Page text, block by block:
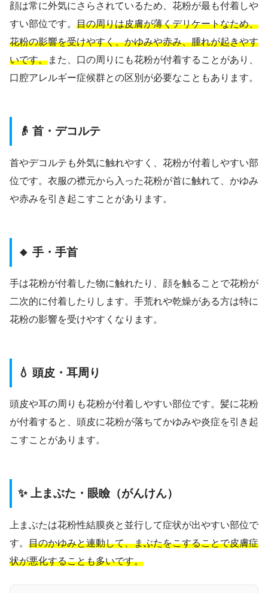
顔は常に外気にさらされているため、花粉が最も付着しや
すい部位です。 目の周りは皮膚が薄くデリケートなため、
花粉の影響を受けやすく、かゆみや赤み、腫れが起きやす
いです。また、口の周りにも花粉が付着することがあり、
口腔アレルギー症候群との区別が必要なこともあります。
👴 首・デコルテ
首やデコルテも外気に触れやすく、花粉が付着しやすい部
位です。衣服の襟元から入った花粉が首に触れて、かゆみ
や赤みを引き起こすことがあります。
🔸 手・手首
手は花粉が付着した物に触れたり、顔を触ることで花粉が
二次的に付着したりします。手荒れや乾燥がある方は特に
花粉の影響を受けやすくなります。
💧 頭皮・耳周り
頭皮や耳の周りも花粉が付着しやすい部位です。髪に花粉
が付着すると、頭皮に花粉が落ちてかゆみや炎症を引き起
こすことがあります。
✨ 上まぶた・眼瞼（がんけん）
上まぶたは花粉性結膜炎と並行して症状が出やすい部位で
す。 目のかゆみと連動して、まぶたをこすることで皮膚症
状が悪化することも多いです。